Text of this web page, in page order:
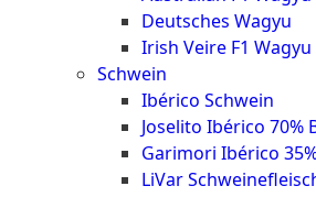
Deutsches Wagyu
Irish Veire F1 Wagyu
Schwein
Ibérico Schwein
Joselito Ibérico 70%
Garimori Ibérico
LiVar